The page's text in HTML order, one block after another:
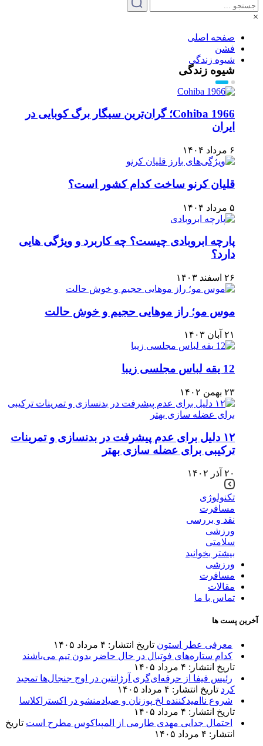
×
صفحه اصلی
فشن
شیوه زندگی
شیوه زندگی
Cohiba 1966؛ گران‌ترین سیگار برگ کوبایی در
ایران
۶ مرداد ۱۴۰۴
قلیان کرنو ساخت کدام کشور است؟
۵ مرداد ۱۴۰۴
پارچه ابروبادی چیست؟ چه کاربرد و ویژگی هایی
دارد؟
۲۶ اسفند ۱۴۰۳
موس مو؛ راز موهایی حجیم و خوش حالت
۲۱ آبان ۱۴۰۳
12 یقه لباس مجلسی زیبا
۲۳ بهمن ۱۴۰۲
۱۲ دلیل برای عدم پیشرفت در بدنسازی و تمرینات
ترکیبی برای عضله سازی بهتر
۲۰ آذر ۱۴۰۲
تکنولوژی
مسافرت
نقد و بررسی
ورزشی
سلامتی
بیشتر بخوانید
ورزشی
مسافرت
مقالات
تماس با ما
آخرین پست ها
معرفی عطر استون تاریخ انتشار: ۴ مرداد ۱۴۰۵
کدام ستاره‌های فوتبال در حال حاضر بدون تیم می‌باشند
تاریخ انتشار: ۴ مرداد ۱۴۰۵
رئیس فیفا از حرفه‌ای‌گری آرژانتین در اوج جنجال‌ها تمجید
کرد تاریخ انتشار: ۴ مرداد ۱۴۰۵
شروع ناامیدکننده لخ پوزنان و صیادمنشو در اکستراکلاسا
تاریخ انتشار: ۴ مرداد ۱۴۰۵
احتمال جدایی مهدی طارمی از المپیاکوس مطرح است تاریخ
انتشار: ۴ مرداد ۱۴۰۵